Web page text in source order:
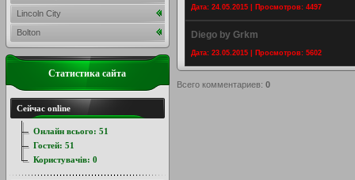
Дата: 24.05.2015 | Просмотров: 4497
Diego by Grkm
Дата: 23.05.2015 | Просмотров: 5602
Всего комментариев: 0
Lincoln City
Bolton
Статистика сайта
Сейчас online
Онлайн всього: 51
Гостей: 51
Користувачів: 0